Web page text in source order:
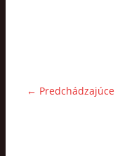
← Predchádzajúce